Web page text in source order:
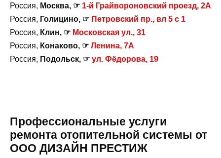
Россия, Москва, ☞ 1-й Грайвороновский проезд, 2А
Россия, Голицино, ☞ Петровский пр., вл 5 с 1
Россия, Клин, ☞ Московская ул., 31
Россия, Конаково, ☞ Ленина, 7А
Россия, Подольск, ☞ ул. Фёдорова, 19
Профессиональные услуги
ремонта отопительной системы от
ООО ДИЗАЙН ПРЕСТИЖ